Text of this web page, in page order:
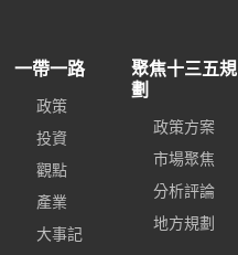
一帶一路
政策
投資
觀點
產業
大事記
聚焦十三五規
劃
政策方案
市場聚焦
分析評論
地方規劃